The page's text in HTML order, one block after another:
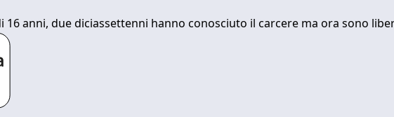
16 anni, due diciassettenni hanno conosciuto il carcere ma ora sono